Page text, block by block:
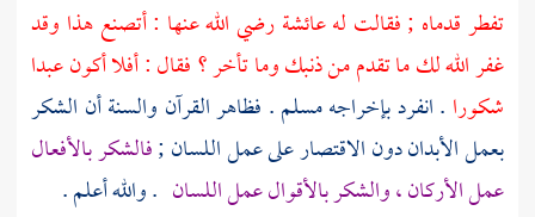
تفطر قدماه ; فقالت لهعائشةرضي الله عنها : أتصنع هذا وقد
غفر الله لك ما تقدم من ذنبك وما تأخر ؟ فقال : أفلا أكون عبدا
شكورا . انفرد بإخراجهمسلم. فظاهر القرآن والسنة أن الشكر
بعمل الأبدان دون الاقتصار على عمل اللسان ;فالشكر بالأفعال
عمل الأركان ، والشكر بالأقوال عمل اللسان . والله أعلم .